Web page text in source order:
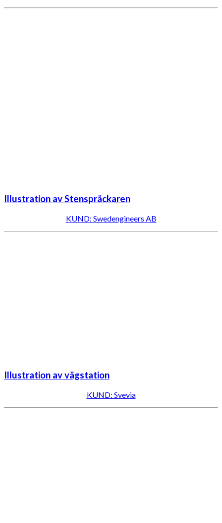
Illustration av Stenspräckaren
KUND: Swedengineers AB
Illustration av vägstation
KUND: Svevia